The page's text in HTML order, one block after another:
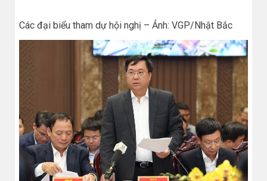
Các đại biểu tham dự hội nghị – Ảnh: VGP/Nhật Bắc